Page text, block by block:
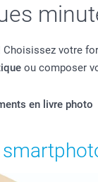
votre
ou composer
en livre photo